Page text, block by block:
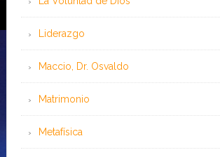
Liderazgo
Maccio, Dr. Osvaldo
Matrimonio
Metafísica